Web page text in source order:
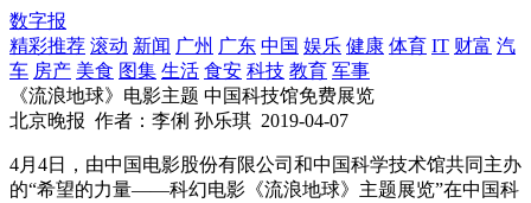
数字报
精彩推荐 滚动 新闻 广州 广东 中国 娱乐 健康 体育 IT 财富 汽
车 房产 美食 图集 生活 食安 科技 教育 军事
《流浪地球》电影主题 中国科技馆免费展览
北京晚报 作者：李俐 孙乐琪 2019-04-07
4月4日，由中国电影股份有限公司和中国科学技术馆共同主办
的“希望的力量——科幻电影《流浪地球》主题展览”在中国科